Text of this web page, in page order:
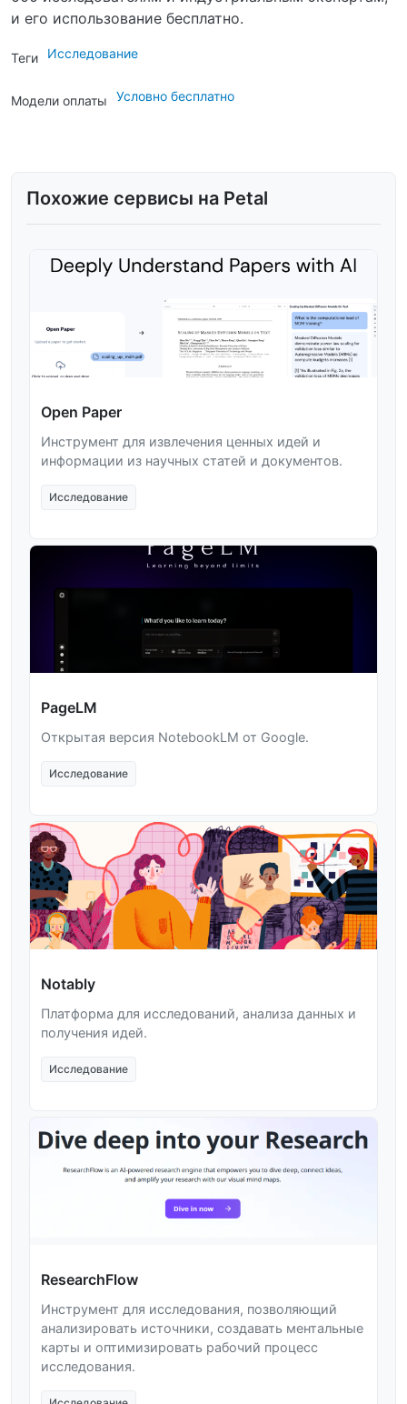
и его использование бесплатно.
Теги Исследование
Модели оплаты Условно бесплатно
Похожие сервисы на Petal
Open Paper
Инструмент для извлечения ценных идей и
информации из научных статей и документов.
Исследование
PageLM
Открытая версия NotebookLM от Google.
Исследование
Notably
Платформа для исследований, анализа данных и
получения идей.
Исследование
ResearchFlow
Инструмент для исследования, позволяющий
анализировать источники, создавать ментальные
карты и оптимизировать рабочий процесс
исследования.